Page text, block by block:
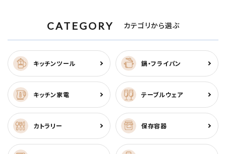
CATEGORY カテゴリから選ぶ
キッチンツール 鍋・フライパン
キッチン家電 テーブルウェア
カトラリー 保存容器